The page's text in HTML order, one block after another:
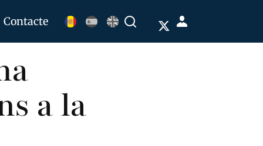
Contacte BuscarMenú
de
a la